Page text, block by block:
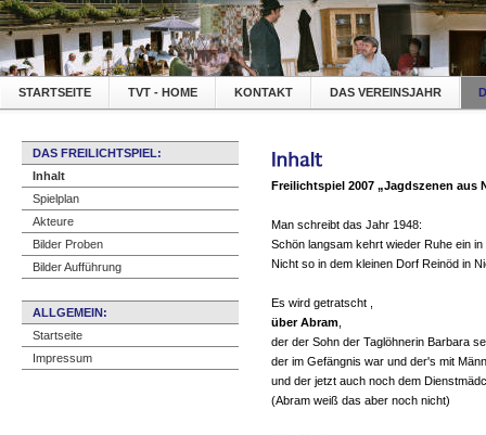
STARTSEITE TVT - HOME KONTAKT DAS VEREINSJAHR
DAS FREILICHTSPIEL:
Inhalt
Spielplan
Akteure
Bilder Proben
Bilder Aufführung
ALLGEMEIN:
Startseite
Impressum
Freilichtspiel 2007 „Jagdszenen aus
Man schreibt das Jahr 1948:
Schön langsam kehrt wieder Ruhe ein
Nicht so in dem kleinen Dorf Reinöd in
Es wird getratscht ,
über Abram
der der Sohn der Taglöhnerin Barbara
der im Gefängnis war und der's mit
und der jetzt auch noch dem
(Abram weiß das aber noch nicht)